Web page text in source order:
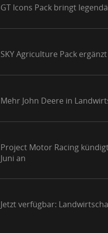
GT Icons Pack bringt
SKY Agriculture Pack
Mehr John Deere in
Project Motor Racing
Juni an
Jetzt verfügbar: